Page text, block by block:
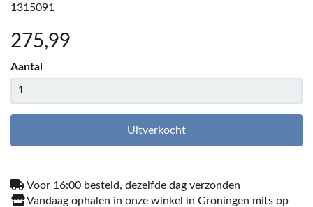
1315091
275,99
Aantal
Uitverkocht
Voor 16:00 besteld, dezelfde dag verzonden
Vandaag ophalen in onze winkel in Groningen mits op